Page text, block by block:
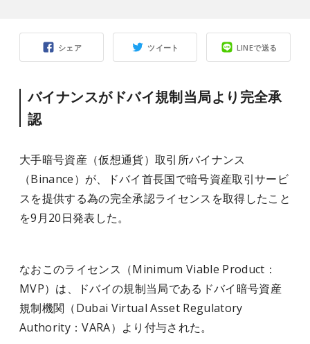
シェア ツイート LINEで送る
バイナンスがドバイ規制当局より完全承
認
大手暗号資産（仮想通貨）取引所バイナンス
（Binance）が、ドバイ首長国で暗号資産取引サービ
スを提供する為の完全承認ライセンスを取得したこと
を9月20日発表した。
なおこのライセンス（Minimum Viable Product：
MVP）は、ドバイの規制当局であるドバイ暗号資産
規制機関（Dubai Virtual Asset Regulatory
Authority：VARA）より付与された。